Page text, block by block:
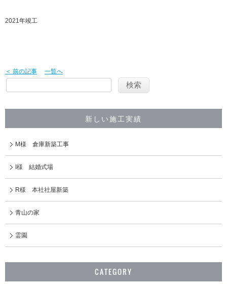
2021年竣工
＜ 前の記事 一覧へ
新しい施工実績
M様 倉庫新築工事
I様 結婚式場
R様 本社社屋新築
青山の家
霊園
CATEGORY